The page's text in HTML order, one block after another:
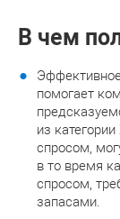
В чем
помогает
из
спросом,
в то время
спросом,
запасами.